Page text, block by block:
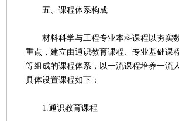
五、课程体系构成
材料科学与工程专业本科课程以夯实
重点，建立由通识教育课程、专业基础课
等组成的课程体系，以一流课程培养一流
具体设置课程如下：
1.通识教育课程